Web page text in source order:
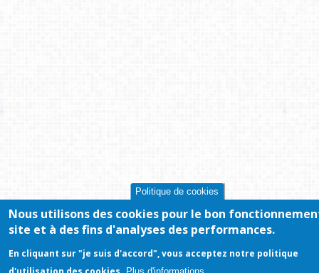
Politique de cookies
Nous utilisons des cookies pour le bon
site et à des fins d'analyses des performances.
En cliquant sur "je suis d'accord", vous acceptez notre politique